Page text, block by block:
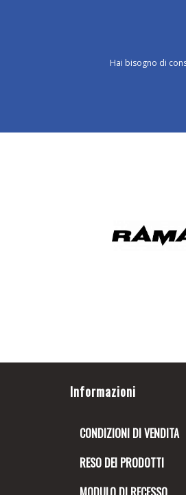
Hai bisogno di
Informazioni
CONDIZIONI DI VENDITA
RESO DEI PRODOTTI